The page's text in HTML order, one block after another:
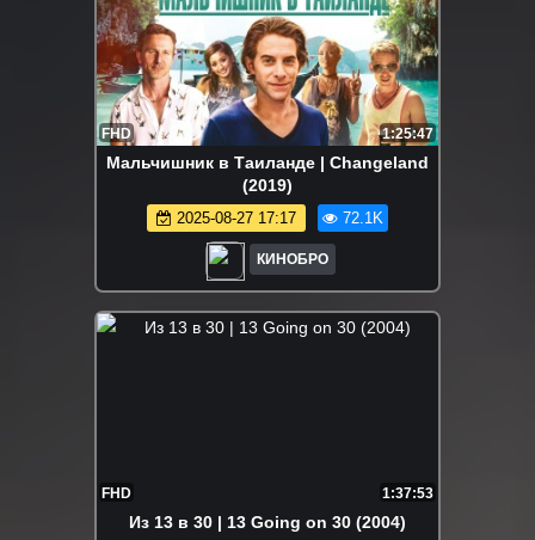
FHD 1:25:47
Мальчишник в Таиланде | Changeland
(2019)
2025-08-27 17:17 72.1K
КИНОБРО
FHD 1:37:53
Из 13 в 30 | 13 Going on 30 (2004)